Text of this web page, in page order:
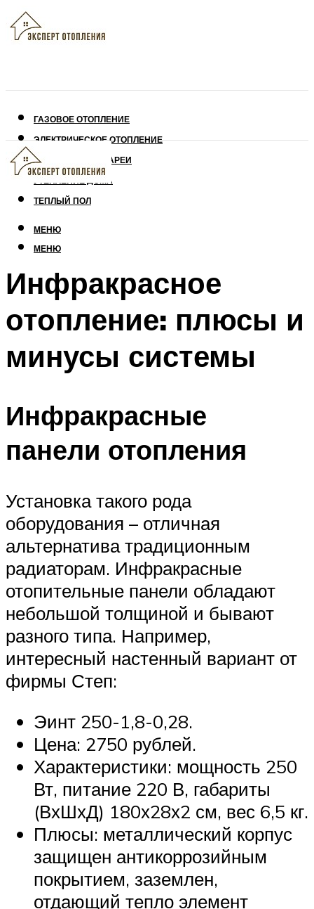
ГАЗОВОЕ ОТОПЛЕНИЕ
ЭЛЕКТРИЧЕСКОЕ ОТОПЛЕНИЕ
СОЛНЕЧНЫЕ БАТАРЕИ
УТЕПЛЕНИЕ ДОМА
ТЕПЛЫЙ ПОЛ
МЕНЮ
МЕНЮ
Инфракрасное
отопление: плюсы и
минусы системы
Инфракрасные
панели отопления
Установка такого рода
оборудования – отличная
альтернатива традиционным
радиаторам. Инфракрасные
отопительные панели обладают
небольшой толщиной и бывают
разного типа. Например,
интересный настенный вариант от
фирмы Степ:
Эинт 250-1,8-0,28.
Цена: 2750 рублей.
Характеристики: мощность 250
Вт, питание 220 В, габариты
(ВхШхД) 180х28х2 см, вес 6,5 кг.
Плюсы: металлический корпус
защищен антикоррозийным
покрытием, заземлен,
отдающий тепло элемент